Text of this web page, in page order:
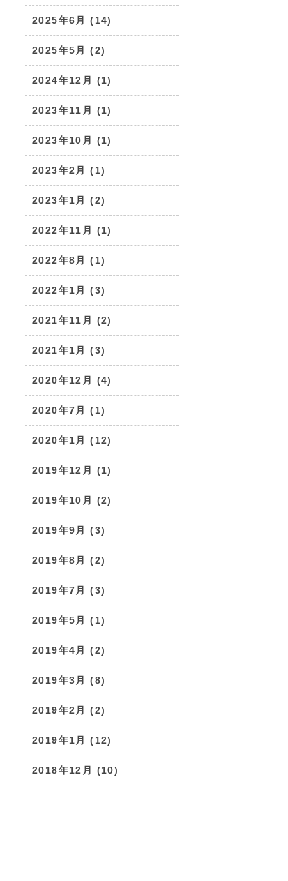
2025年6月 (14)
2025年5月 (2)
2024年12月 (1)
2023年11月 (1)
2023年10月 (1)
2023年2月 (1)
2023年1月 (2)
2022年11月 (1)
2022年8月 (1)
2022年1月 (3)
2021年11月 (2)
2021年1月 (3)
2020年12月 (4)
2020年7月 (1)
2020年1月 (12)
2019年12月 (1)
2019年10月 (2)
2019年9月 (3)
2019年8月 (2)
2019年7月 (3)
2019年5月 (1)
2019年4月 (2)
2019年3月 (8)
2019年2月 (2)
2019年1月 (12)
2018年12月 (10)